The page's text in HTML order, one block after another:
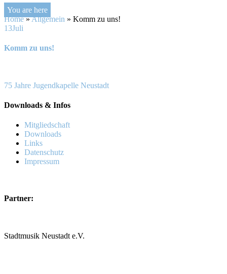
You are here
Home»Allgemein » Komm zu uns!
13Juli
Komm zu uns!
Beitragsnavigation
75 Jahre Jugendkapelle Neustadt
Downloads & Infos
Mitgliedschaft
Downloads
Links
Datenschutz
Impressum
Partner:
Stadtmusik Neustadt e.V.